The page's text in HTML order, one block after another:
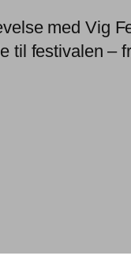
med Vig
til festivalen –